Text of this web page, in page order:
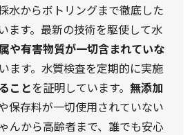
水からボトリングまで徹底した
ます。最新の技術を駆使して水
や有害物質が一切含まれていな
ます。水質検査を定期的に実施
ことを証明しています。無添加
保存料が一切使用されていない
んから高齢者まで、誰でも安心